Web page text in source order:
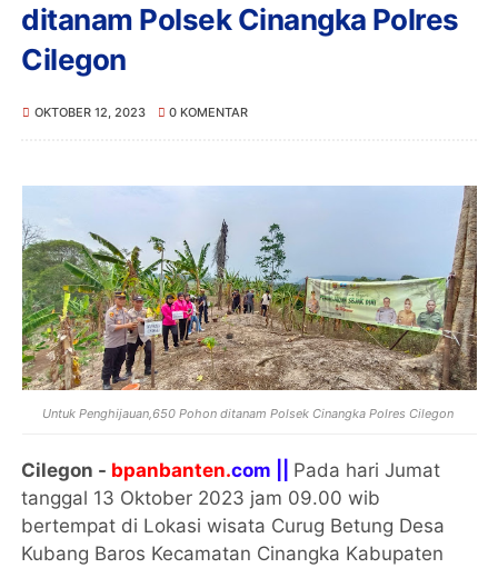
ditanam Polsek Cinangka Polres
Cilegon
OKTOBER 12, 2023 0 KOMENTAR
Untuk Penghijauan,650 Pohon ditanam Polsek Cinangka Polres Cilegon
Cilegon - bpanbanten.com || Pada hari Jumat
tanggal 13 Oktober 2023 jam 09.00 wib
bertempat di Lokasi wisata Curug Betung Desa
Kubang Baros Kecamatan Cinangka Kabupaten